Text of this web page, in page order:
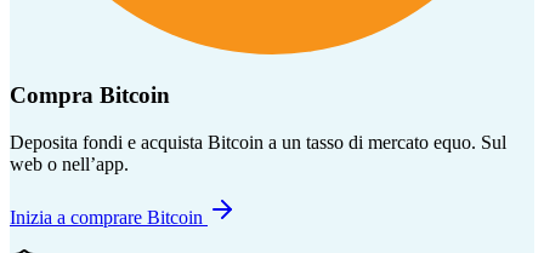
Compra Bitcoin
Deposita fondi e acquista Bitcoin a un tasso di mercato equo. Sul
web o nell’app.
Inizia a comprare Bitcoin